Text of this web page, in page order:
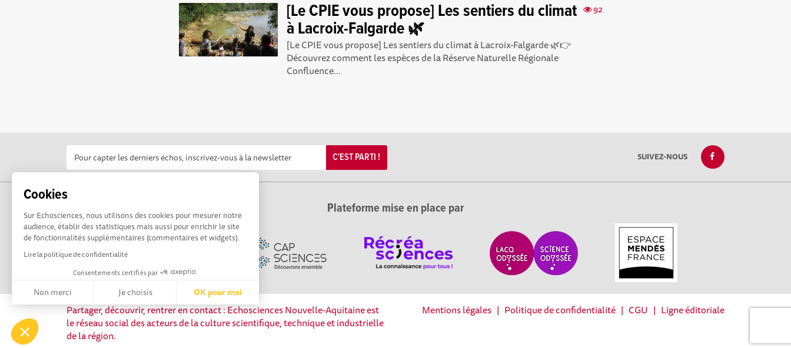
Cookies
Sur Echosciences, nous utilisons des cookies pour mesurer notre
audience, établir des statistiques mais aussi pour enrichir le site
de fonctionnalités supplémentaires (commentaires et widgets).
Lire la politique de confidentialité
Consentements certifiés par
Non merci Je choisis OK pour moi
Axeptio consent
Plateforme de Gestion du Consentement : Personnalisez vos Options
Notre plateforme vous permet d'adapter et de gérer vos paramètres de confidentialité, en garantissant la conformité avec les réglementations. Personnalisez vos préférences pour contrôler
92
[Le CPIE vous propose] Les sentiers du climat
à Lacroix-Falgarde 🌿
[Le CPIE vous propose] Les sentiers du climat à Lacroix-Falgarde 🌿👉
Découvrez comment les espèces de la Réserve Naturelle Régionale
Confluence...
C'EST PARTI ! SUIVEZ-NOUS
Plateforme mise en place par
Partager, découvrir, rentrer en contact : Echosciences Nouvelle-Aquitaine est
le réseau social des acteurs de la culture scientifique, technique et industrielle
de la région.
Mentions légales| Politique de confidentialité| CGU | Ligne éditoriale